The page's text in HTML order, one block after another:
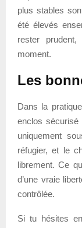
plus stables
été élevés
rester
moment.
Les
Dans la
enclos
uniquement
réfugier, et le
librement. Ce
d’une vraie
contrôlée.
Si tu hésites